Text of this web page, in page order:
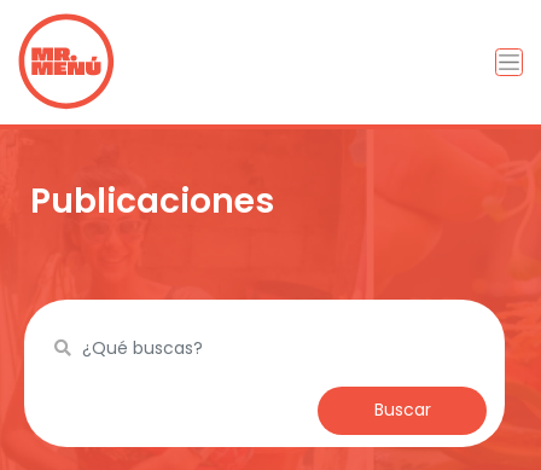
Publicaciones
Buscar